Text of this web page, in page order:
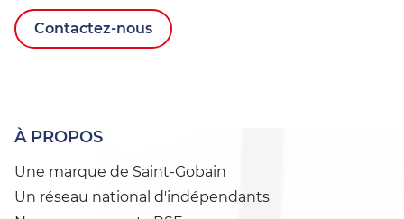
Contactez-nous
À PROPOS
Une marque de Saint-Gobain
Un réseau national d'indépendants